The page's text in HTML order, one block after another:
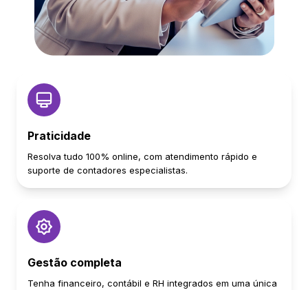
Praticidade
Resolva tudo 100% online, com atendimento rápido e
suporte de contadores especialistas.
Gestão completa
Tenha financeiro, contábil e RH integrados em uma única